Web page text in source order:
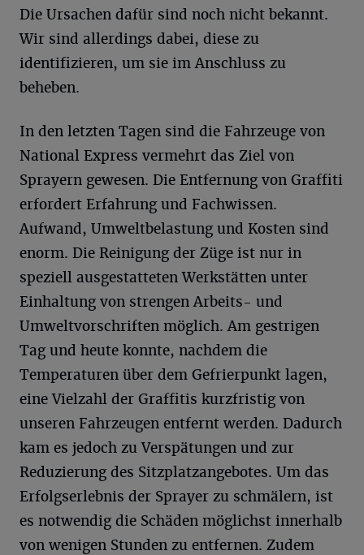
Die Ursachen dafür sind noch nicht bekannt.
Wir sind allerdings dabei, diese zu
identifizieren, um sie im Anschluss zu
beheben.
In den letzten Tagen sind die Fahrzeuge von
National Express vermehrt das Ziel von
Sprayern gewesen. Die Entfernung von Graffiti
erfordert Erfahrung und Fachwissen.
Aufwand, Umweltbelastung und Kosten sind
enorm. Die Reinigung der Züge ist nur in
speziell ausgestatteten Werkstätten unter
Einhaltung von strengen Arbeits- und
Umweltvorschriften möglich. Am gestrigen
Tag und heute konnte, nachdem die
Temperaturen über dem Gefrierpunkt lagen,
eine Vielzahl der Graffitis kurzfristig von
unseren Fahrzeugen entfernt werden. Dadurch
kam es jedoch zu Verspätungen und zur
Reduzierung des Sitzplatzangebotes. Um das
Erfolgserlebnis der Sprayer zu schmälern, ist
es notwendig die Schäden möglichst innerhalb
von wenigen Stunden zu entfernen. Zudem